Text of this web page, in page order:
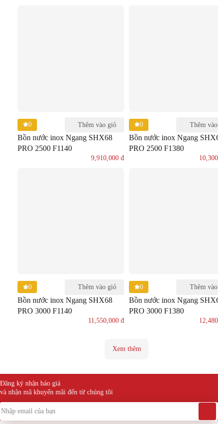
0 Thêm vào giỏ
Bồn nước inox Ngang SHX68
PRO 2500 F1140
9,910,000 đ
0 Thêm
Bồn nước inox Ngang
PRO 2500 F1380
0 Thêm vào giỏ
Bồn nước inox Ngang SHX68
PRO 3000 F1140
11,550,000 đ
0 Thêm
Bồn nước inox Ngang
PRO 3000 F1380
Xem thêm
Đăng ký nhận báo giá
và nhận mã khuyến mãi đến từ chúng tôi